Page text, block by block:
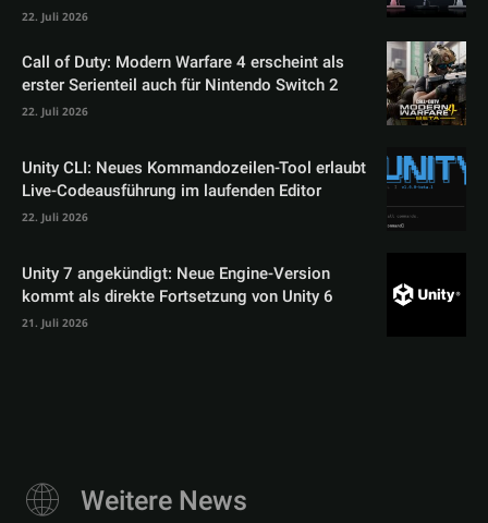
22. Juli 2026
Call of Duty: Modern Warfare 4 erscheint als
erster Serienteil auch für Nintendo Switch 2
22. Juli 2026
Unity CLI: Neues Kommandozeilen-Tool erlaubt
Live-Codeausführung im laufenden Editor
22. Juli 2026
Unity 7 angekündigt: Neue Engine-Version
kommt als direkte Fortsetzung von Unity 6
21. Juli 2026
Weitere News